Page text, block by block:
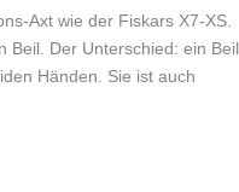
Axt wie der Fiskars X7-XS.
Beil. Der Unterschied: ein Beil
Händen. Sie ist auch